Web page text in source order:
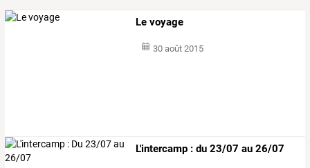
Le voyage
30 août 2015
L'intercamp : du 23/07 au 26/07